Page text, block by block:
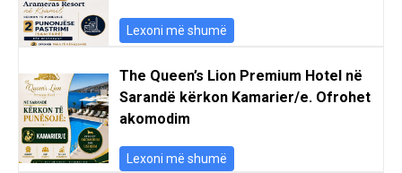
Lexoni më shumë
The Queen’s Lion Premium Hotel në
Sarandë kërkon Kamarier/e. Ofrohet
akomodim
Lexoni më shumë